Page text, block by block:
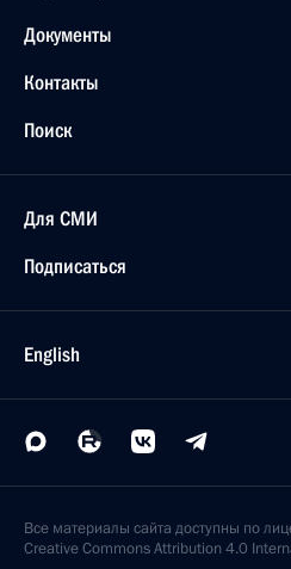
Документы
Контакты
Поиск
Для СМИ
Подписаться
English
Все материалы сайта доступны по
Creative Commons Attribution 4.0